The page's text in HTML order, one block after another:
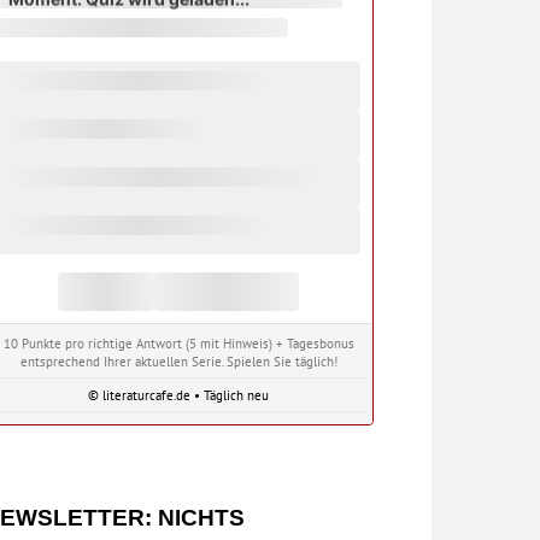
10 Punkte pro richtige Antwort (5 mit Hinweis) + Tagesbonus
entsprechend Ihrer aktuellen Serie. Spielen Sie täglich!
© literaturcafe.de • Täglich neu
NICHTS